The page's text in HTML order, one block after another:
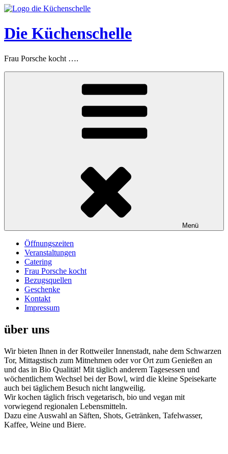
Zum
springen
Die Küchenschelle
Frau Porsche kocht ….
Menü
Öffnungszeiten
Veranstaltungen
Catering
Frau Porsche kocht
Bezugsquellen
Geschenke
Kontakt
Impressum
über uns
Wir bieten Ihnen in der Rottweiler Innenstadt, nahe dem Schwarzen
Tor, Mittagstisch zum Mitnehmen oder vor Ort zum Genießen an
und das in Bio Qualität! Mit täglich anderem Tagesessen und
wöchentlichem Wechsel bei der Bowl, wird die kleine Speisekarte
auch bei täglichem Besuch nicht langweilig.
Wir kochen täglich frisch vegetarisch, bio und vegan mit
vorwiegend regionalen Lebensmitteln.
Dazu eine Auswahl an Säften, Shots, Getränken, Tafelwasser,
Kaffee, Weine und Biere.